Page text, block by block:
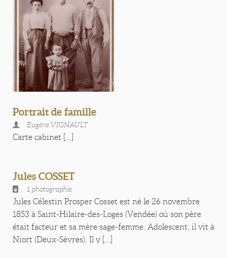
Portrait de famille
Eugène VIGNAULT
Carte cabinet [...]
Jules COSSET
1 photographie
Jules Célestin Prosper Cosset est né le 26 novembre
1853 à Saint-Hilaire-des-Loges (Vendée) où son père
était facteur et sa mère sage-femme. Adolescent, il vit à
Niort (Deux-Sèvres). Il y [...]